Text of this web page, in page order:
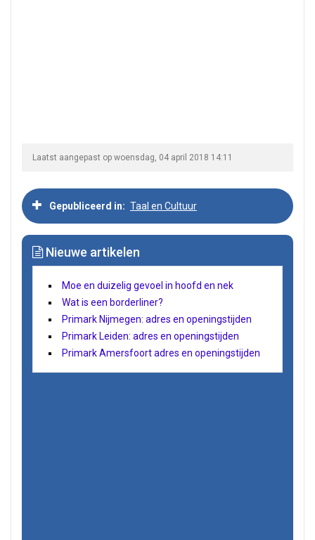
Laatst aangepast op woensdag, 04 april 2018 14:11
Gepubliceerd in Taal en Cultuur
Nieuwe artikelen
Moe en duizelig gevoel in hoofd en nek
Wat is een borderliner?
Primark Nijmegen: adres en openingstijden
Primark Leiden: adres en openingstijden
Primark Amersfoort adres en openingstijden